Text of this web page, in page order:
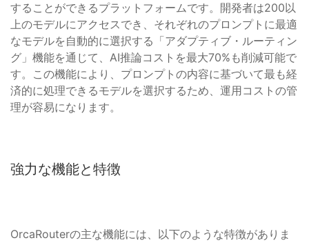
することができるプラットフォームです。開発者は200以
上のモデルにアクセスでき、それぞれのプロンプトに最適
なモデルを自動的に選択する「アダプティブ・ルーティン
グ」機能を通じて、AI推論コストを最大70%も削減可能で
す。この機能により、プロンプトの内容に基づいて最も経
済的に処理できるモデルを選択するため、運用コストの管
理が容易になります。
強力な機能と特徴
OrcaRouterの主な機能には、以下のような特徴がありま